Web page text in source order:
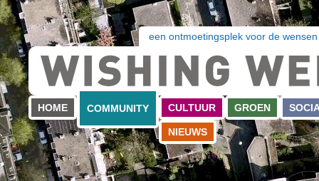
een ontmoetingsplek voor de
HOME COMMUNITY CULTUUR GROEN
NIEUWS